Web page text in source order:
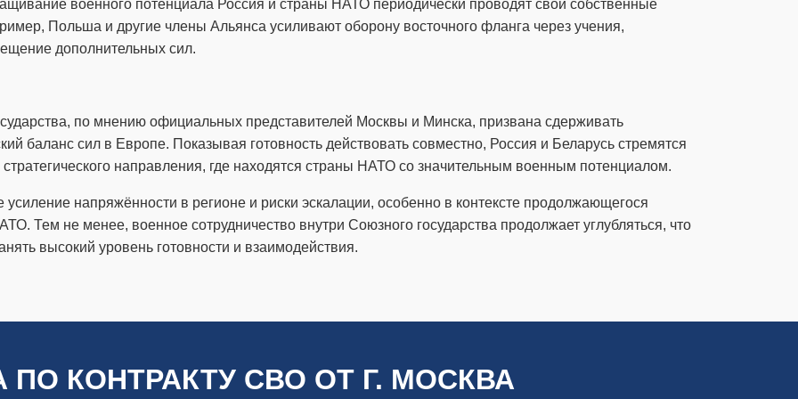
военного потенциала Россия и страны НАТО периодически проводят свои собственные
Польша и другие члены Альянса усиливают оборону восточного фланга через учения,
дополнительных сил.
по мнению официальных представителей Москвы и Минска, призвана сдерживать
баланс сил в Европе. Показывая готовность действовать совместно, Россия и Беларусь стремятся
направления, где находятся страны НАТО со значительным военным потенциалом.
напряжённости в регионе и риски эскалации, особенно в контексте продолжающегося
Тем не менее, военное сотрудничество внутри Союзного государства продолжает углубляться, что
высокий уровень готовности и взаимодействия.
ПО КОНТРАКТУ СВО ОТ Г. МОСКВА